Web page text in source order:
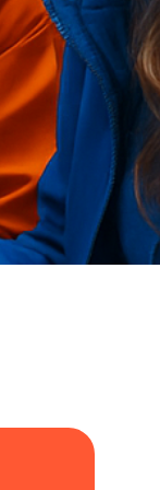
Wirtschaftspolitische Agenda